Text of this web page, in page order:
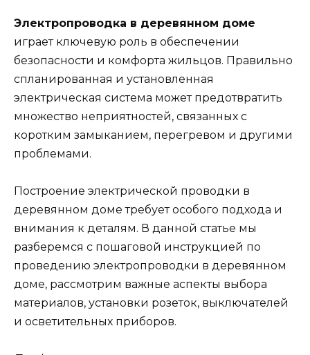
Электропроводка в деревянном доме
играет ключевую роль в обеспечении
безопасности и комфорта жильцов. Правильно
спланированная и установленная
электрическая система может предотвратить
множество неприятностей, связанных с
коротким замыканием, перегревом и другими
проблемами.
Построение электрической проводки в
деревянном доме требует особого подхода и
внимания к деталям. В данной статье мы
разберемся с пошаговой инструкцией по
проведению электропроводки в деревянном
доме, рассмотрим важные аспекты выбора
материалов, установки розеток, выключателей
и осветительных приборов.